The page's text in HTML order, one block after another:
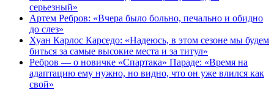
серьезный»
Артем Ребров: «Вчера было больно, печально и обидно
до слез»
Хуан Карлос Карседо: «Надеюсь, в этом сезоне мы будем
биться за самые высокие места и за титул»
Ребров — о новичке «Спартака» Параде: «Время на
адаптацию ему нужно, но видно, что он уже влился как
свой»